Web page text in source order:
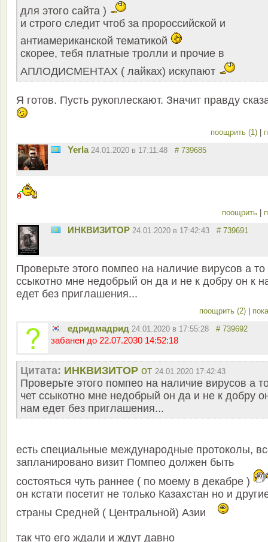
для этого сайта )
и строго следит чтоб за пророссийской и
антиамериканской тематикой
скорее, тебя платные тролли и прочие в
АПЛОДИСМЕНТАХ ( лайках) искупают
Я готов. Пусть рукоплескают. Значит правду
поощрить (1)
Yerla 24.01.2020 в 17:11:48 # 739685
поощрить
ИНКВИЗИТОР 24.01.2020 в 17:42:43 # 739691
Проверьте этого помпео на наличие вирусов а то
ссыкотно мне недобрый он да и не к добру он к
едет без приглашения...
поощрить (2)
едридмадрид 24.01.2020 в 17:55:28 # 739692
забанен до 22.07.2030 14:52:18
Цитата: ИНКВИЗИТОР от 24.01.2020 17:42:43
Проверьте этого помпео на наличие вирусов а
чет ссыкотно мне недобрый он да и не к добру
нам едет без приглашения...
есть специальные международные протоколы,
запланировано визит Помпео должен быть
состояться чуть раннее ( по моему в декабре )
он кстати посетит не только Казахстан но и
страны Средней ( Центральной) Азии
так что его ждали и ждут давно